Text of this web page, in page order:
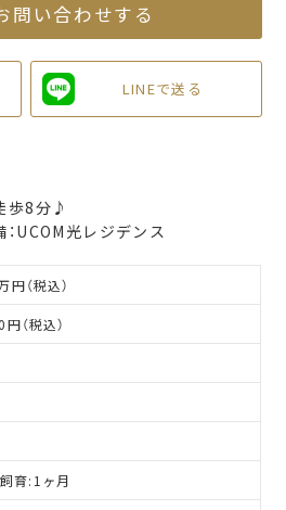
問い合わせする
LINEで送る
歩8分♪
UCOM光レジデンス
（税込）
（税込）
育:1ヶ月